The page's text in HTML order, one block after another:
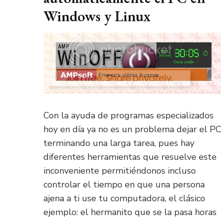
Windows y Linux
Con la ayuda de programas especializados
hoy en día ya no es un problema dejar el PC
terminando una larga tarea, pues hay
diferentes herramientas que resuelve este
inconveniente permitiéndonos incluso
controlar el tiempo en que una persona
ajena a ti use tu computadora, el clásico
ejemplo: el hermanito que se la pasa horas